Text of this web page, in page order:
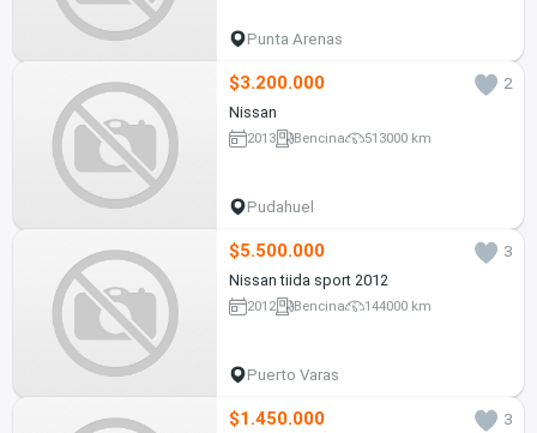
Punta Arenas
$3.200.000
2
Nissan
2013 Bencina 513000 km
Pudahuel
$5.500.000
3
Nissan tiida sport 2012
2012 Bencina 144000 km
Puerto Varas
$1.450.000 3